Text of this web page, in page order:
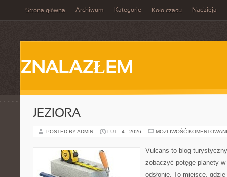
Strona główna Archiwum Kategorie Koło czasu Nadzieja
ZNALAZŁEM
JEZIORA
POSTED BY ADMIN LUT - 4 - 2026 MOŻLIWOŚĆ
Vulcans to blog
zobaczyć potęgę planety
odsłonie. To miejsce,